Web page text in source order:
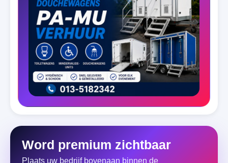
Word premium zichtbaar
Plaats uw bedrijf bovenaan binnen de